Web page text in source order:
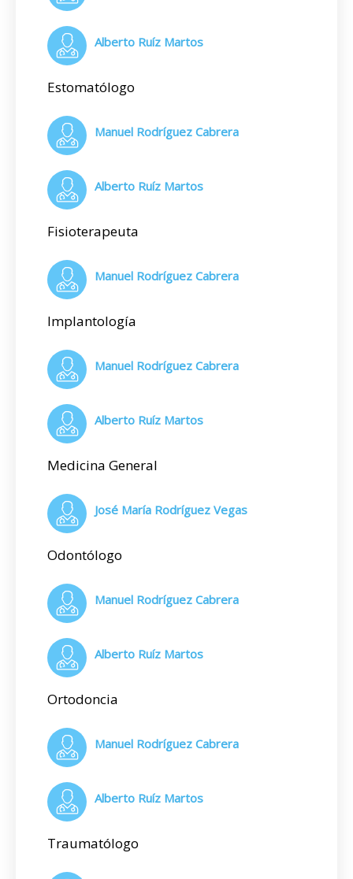
Alberto Ruíz Martos
Estomatólogo
Manuel Rodríguez Cabrera
Alberto Ruíz Martos
Fisioterapeuta
Manuel Rodríguez Cabrera
Implantología
Manuel Rodríguez Cabrera
Alberto Ruíz Martos
Medicina General
José María Rodríguez Vegas
Odontólogo
Manuel Rodríguez Cabrera
Alberto Ruíz Martos
Ortodoncia
Manuel Rodríguez Cabrera
Alberto Ruíz Martos
Traumatólogo